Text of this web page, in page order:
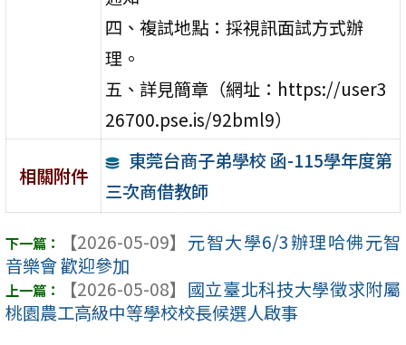
四、複試地點：採視訊面試方式辦
理。
五、詳見簡章（網址：https://user3
26700.pse.is/92bml9）
相關附件
東莞台商子弟學校 函-115學年度第
三次商借教師
【2026-05-09】 元智大學6/3辦理哈佛元智
音樂會 歡迎參加
【2026-05-08】 國立臺北科技大學徵求附屬
桃園農工高級中等學校校長候選人啟事